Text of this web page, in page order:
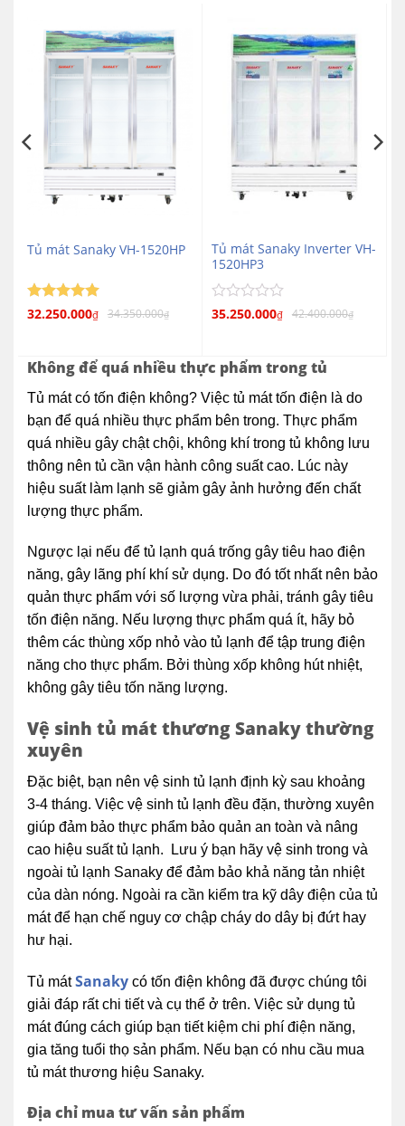
Tủ mát Sanaky VH-1520HP
Được xếp
32.250.000₫ 34.350.000₫
Tủ mát Sanaky Inverter VH-
1520HP3
Được
5
35.250.000₫ 42.400.000₫
Không để quá nhiều thực phẩm trong tủ
Tủ mát có tốn điện không? Việc tủ mát tốn điện là do
bạn để quá nhiều thực phẩm bên trong. Thực phẩm
quá nhiều gây chật chội, không khí trong tủ không lưu
thông nên tủ cần vận hành công suất cao. Lúc này
hiệu suất làm lạnh sẽ giảm gây ảnh hưởng đến chất
lượng thực phẩm.
Ngược lại nếu để tủ lạnh quá trống gây tiêu hao điện
năng, gây lãng phí khí sử dụng. Do đó tốt nhất nên bảo
quản thực phẩm với số lượng vừa phải, tránh gây tiêu
tốn điện năng. Nếu lượng thực phẩm quá ít, hãy bỏ
thêm các thùng xốp nhỏ vào tủ lạnh để tập trung điện
năng cho thực phẩm. Bởi thùng xốp không hút nhiệt,
không gây tiêu tốn năng lượng.
Vệ sinh tủ mát thương Sanaky thường
xuyên
Đặc biệt, bạn nên vệ sinh tủ lạnh định kỳ sau khoảng
3-4 tháng. Việc vệ sinh tủ lạnh đều đặn, thường xuyên
giúp đảm bảo thực phẩm bảo quản an toàn và nâng
cao hiệu suất tủ lạnh. Lưu ý bạn hãy vệ sinh trong và
ngoài tủ lạnh Sanaky để đảm bảo khả năng tản nhiệt
của dàn nóng. Ngoài ra cần kiểm tra kỹ dây điện của tủ
mát để hạn chế nguy cơ chập cháy do dây bị đứt hay
hư hại.
Tủ mátSanaky có tốn điện không đã được chúng tôi
giải đáp rất chi tiết và cụ thể ở trên. Việc sử dụng tủ
mát đúng cách giúp bạn tiết kiệm chi phí điện năng,
gia tăng tuổi thọ sản phẩm. Nếu bạn có nhu cầu mua
tủ mát thương hiệu Sanaky.
Địa chỉ mua tư vấn sản phẩm